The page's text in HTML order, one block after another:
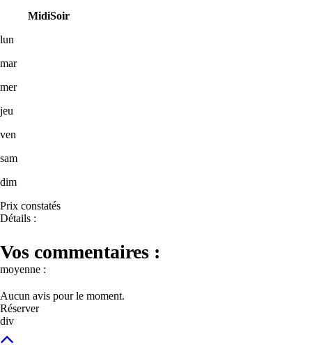
MidiSoir
lun
mar
mer
jeu
ven
sam
dim
Prix constatés
Détails :
Vos commentaires :
moyenne :
Aucun avis pour le moment.
Réserver
div